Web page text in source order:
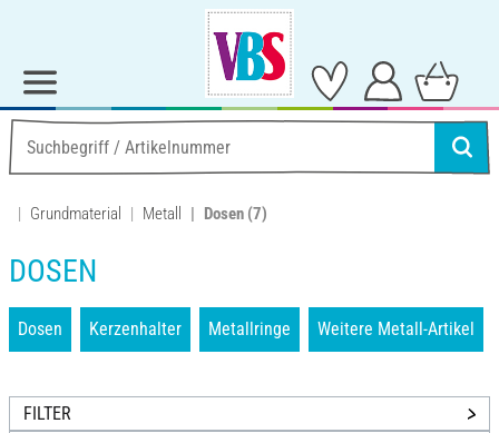
Grundmaterial Metall Dosen (7)
DOSEN
Dosen Kerzenhalter Metallringe Weitere Metall-Artikel
FILTER